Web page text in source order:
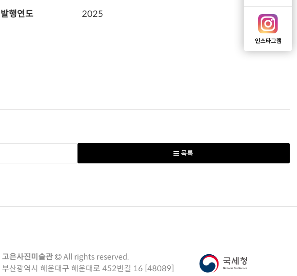
발행연도
2025
목록
고은사진미술관
All rights reserved.
부산광역시 해운대구 해운대로 452번길 16 [48089]
인스타그램